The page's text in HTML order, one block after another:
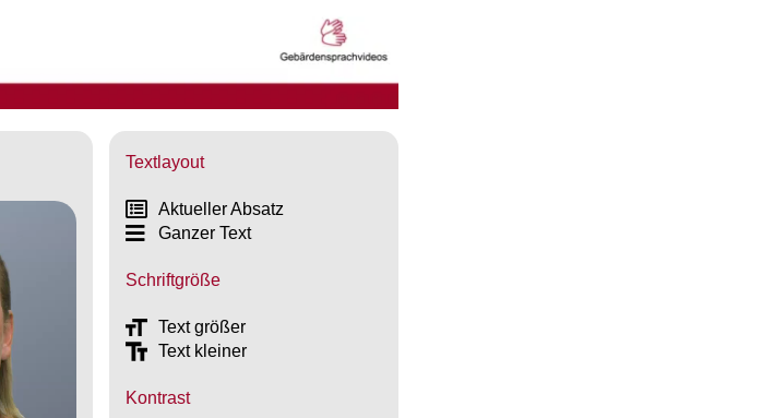
Textlayout
Aktueller Absatz
Ganzer Text
Schriftgröße
Text größer
Text kleiner
Kontrast